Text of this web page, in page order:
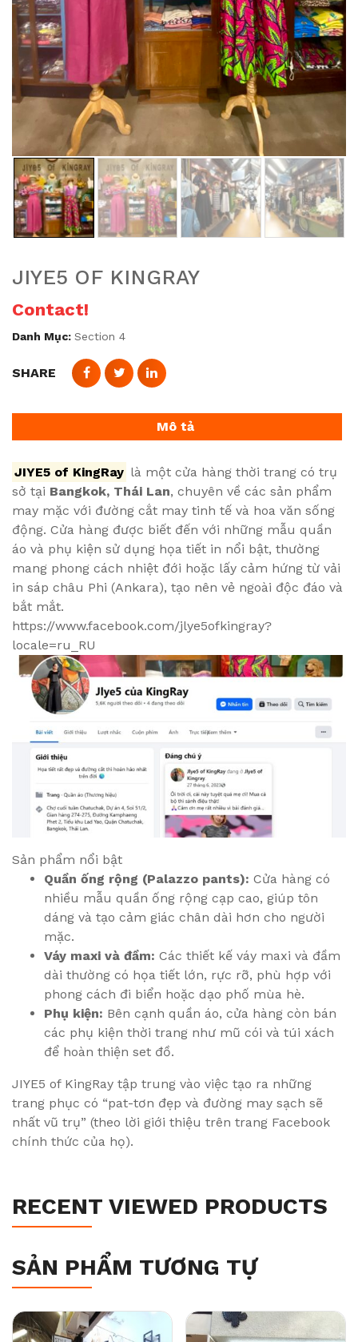
JIYE5 OF KINGRAY
Contact!
Danh Mục: Section 4
SHARE
Mô tả
JIYE5 of KingRay là một cửa hàng thời trang có trụ
sở tại Bangkok, Thái Lan, chuyên về các sản phẩm
may mặc với đường cắt may tinh tế và hoa văn sống
động. Cửa hàng được biết đến với những mẫu quần
áo và phụ kiện sử dụng họa tiết in nổi bật, thường
mang phong cách nhiệt đới hoặc lấy cảm hứng từ vải
in sáp châu Phi (Ankara), tạo nên vẻ ngoài độc đáo và
bắt mắt.
https://www.facebook.com/jlye5ofkingray?
locale=ru_RU
Sản phẩm nổi bật
Quần ống rộng (Palazzo pants): Cửa hàng có
nhiều mẫu quần ống rộng cạp cao, giúp tôn
dáng và tạo cảm giác chân dài hơn cho người
mặc.
Váy maxi và đầm: Các thiết kế váy maxi và đầm
dài thường có họa tiết lớn, rực rỡ, phù hợp với
phong cách đi biển hoặc dạo phố mùa hè.
Phụ kiện: Bên cạnh quần áo, cửa hàng còn bán
các phụ kiện thời trang như mũ cói và túi xách
để hoàn thiện set đồ.
JIYE5 of KingRay tập trung vào việc tạo ra những
trang phục có “pat-tơn đẹp và đường may sạch sẽ
nhất vũ trụ” (theo lời giới thiệu trên trang Facebook
chính thức của họ).
RECENT VIEWED PRODUCTS
SẢN PHẨM TƯƠNG TỰ